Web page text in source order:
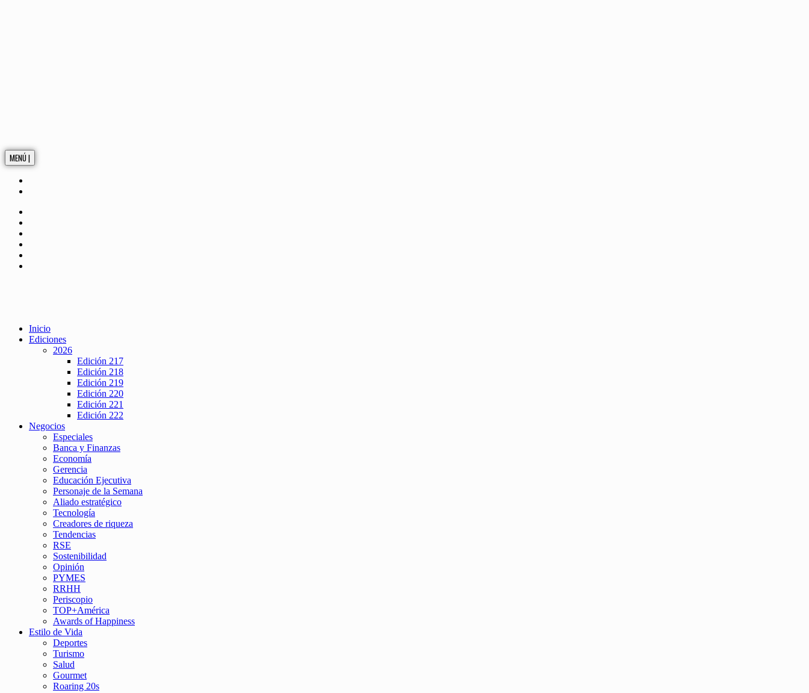
MENÚ |
Inicio
Ediciones
2026
Edición 217
Edición 218
Edición 219
Edición 220
Edición 221
Edición 222
Negocios
Especiales
Banca y Finanzas
Economía
Gerencia
Educación Ejecutiva
Personaje de la Semana
Aliado estratégico
Tecnología
Creadores de riqueza
Tendencias
RSE
Sostenibilidad
Opinión
PYMES
RRHH
Periscopio
TOP+América
Awards of Happiness
Estilo de Vida
Deportes
Turismo
Salud
Gourmet
Roaring 20s